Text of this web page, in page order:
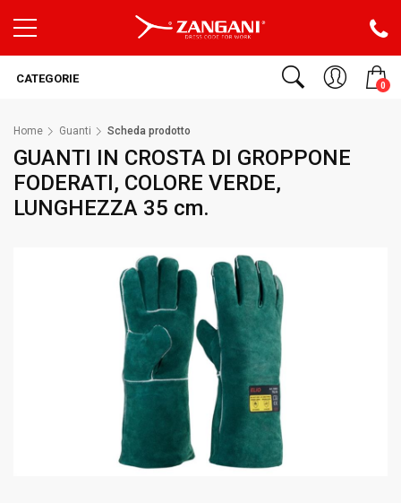
0
CATEGORIE
Home Guanti Scheda prodotto
GUANTI IN CROSTA DI GROPPONE
FODERATI, COLORE VERDE,
LUNGHEZZA 35 cm.